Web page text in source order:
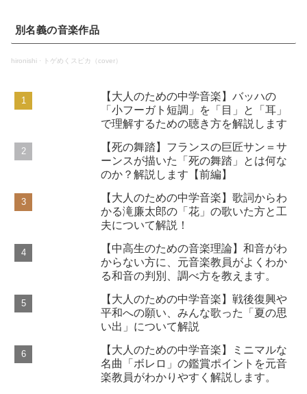
別名義の音楽作品
hironishi · トゲめくスピカ（cover）
【大人のための中学音楽】バッハの
「小フーガト短調」を「目」と「耳」
で理解するための聴き方を解説します
【死の舞踏】フランスの巨匠サン＝サ
ーンスが描いた「死の舞踏」とは何な
のか？解説します【前編】
【大人のための中学音楽】歌詞からわ
かる滝廉太郎の「花」の歌いた方と工
夫について解説！
【中高生のための音楽理論】和音がわ
からない方に、元音楽教員がよくわか
る和音の判別、調べ方を教えます。
【大人のための中学音楽】戦後復興や
平和への願い、みんな歌った「夏の思
い出」について解説
【大人のための中学音楽】ミニマルな
名曲「ボレロ」の鑑賞ポイントを元音
楽教員がわかりやすく解説します。